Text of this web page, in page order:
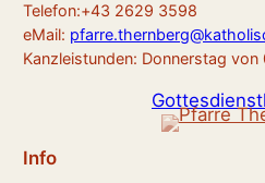
Telefon:+43 2629 3598
eMail:
Kanzleistunden: Donnerstag von
Info